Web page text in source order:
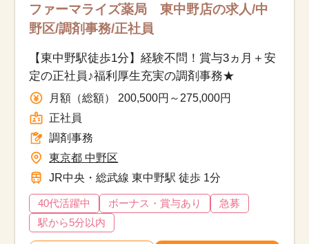
ファーマライズ薬局 東中野店の求人/中
野区/調剤事務/正社員
【東中野駅徒歩1分】経験不問！賞与3ヵ月＋安
定の正社員♪福利厚生充実の調剤事務★
月額（総額） 200,500円～275,000円
正社員
調剤事務
東京都 中野区
JR中央・総武線 東中野駅 徒歩 1分
40代活躍中 ボーナス・賞与あり
急募
駅から5分以内